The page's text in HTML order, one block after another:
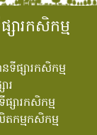
សារកសិកម្ម
ទីផ្សារកសិកម្ម
រ
ផ្សារកសិកម្ម
កម្មកសិកម្ម